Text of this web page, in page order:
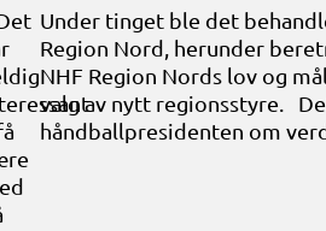
Under tinget ble det
Region Nord, herunder
NHF Region Nords lov og
valg av nytt regionsstyre.
håndballpresidenten om